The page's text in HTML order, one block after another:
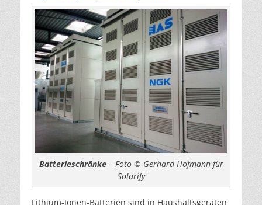
Batterieschränke– Foto © Gerhard Hofmann für
Solarify
Lithium-Ionen-Batterien sind in Haushaltsgeräten